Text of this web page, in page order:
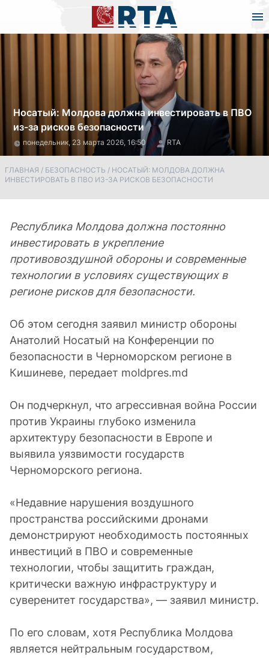
Носатый: Молдова должна инвестировать в ПВО
из-за рисков безопасности
понедельник, 23 марта 2026, 16:50 RTA
ГЛАВНАЯ / БЕЗОПАСНОСТЬ / НОСАТЫЙ: МОЛДОВА ДОЛЖНА
ИНВЕСТИРОВАТЬ В ПВО ИЗ-ЗА РИСКОВ БЕЗОПАСНОСТИ
Республика Молдова должна постоянно
инвестировать в укрепление
противовоздушной обороны и современные
технологии в условиях существующих в
регионе рисков для безопасности.
Об этом сегодня заявил министр обороны
Анатолий Носатый на Конференции по
безопасности в Черноморском регионе в
Кишиневе, передает moldpres.md
Он подчеркнул, что агрессивная война России
против Украины глубоко изменила
архитектуру безопасности в Европе и
выявила уязвимости государств
Черноморского региона.
«Недавние нарушения воздушного
пространства российскими дронами
демонстрируют необходимость постоянных
инвестиций в ПВО и современные
технологии, чтобы защитить граждан,
критически важную инфраструктуру и
суверенитет государства», — заявил министр.
По его словам, хотя Республика Молдова
является нейтральным государством,